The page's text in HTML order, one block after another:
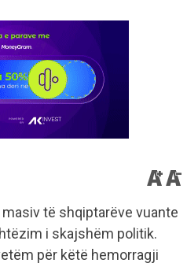
të shqiptarëve vuante
i skajshëm politik.
për këtë hemorragji